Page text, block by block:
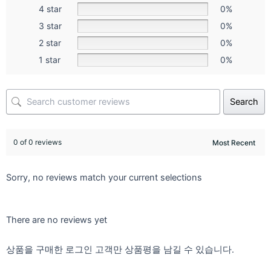
4 star
0%
3 star
0%
2 star
0%
1 star
0%
Search
0 of 0 reviews
Sorry, no reviews match your current selections
There are no reviews yet
상품을 구매한 로그인 고객만 상품평을 남길 수 있습니다.